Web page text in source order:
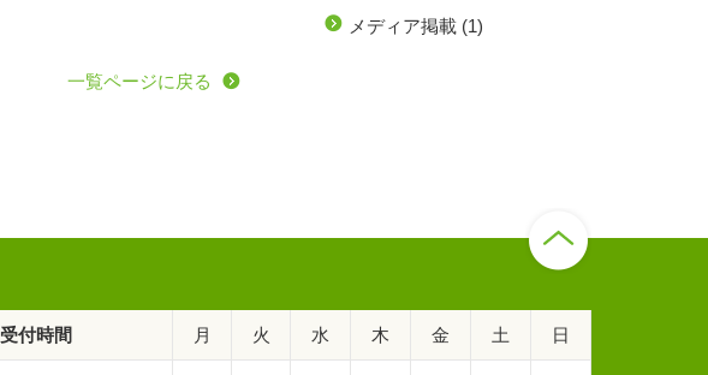
一覧ページに戻る
メディア掲載 (1)
受付時間 月 火 水 木 金 土 日